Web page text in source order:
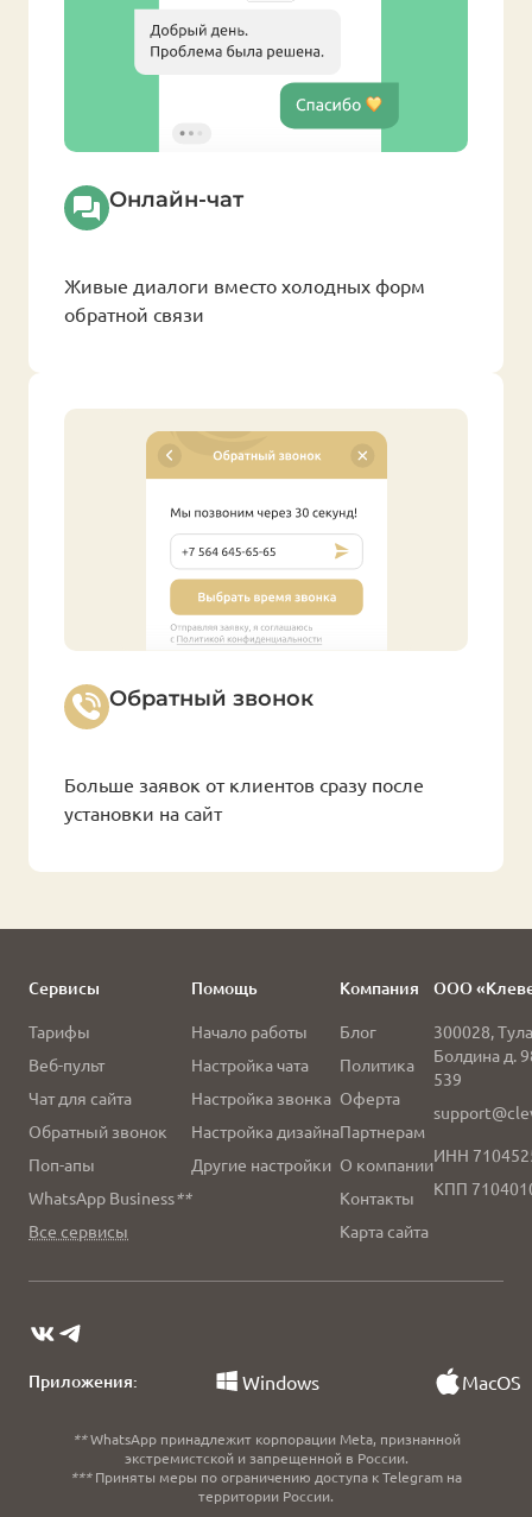
Онлайн-чат
Живые диалоги вместо холодных форм
обратной связи
Обратный звонок
Больше заявок от клиентов сразу после
установки на сайт
Сервисы
Тарифы
Веб-пульт
Чат для сайта
Обратный звонок
Поп-апы
WhatsApp Business**
Все сервисы
Помощь
Начало работы
Настройка чата
Настройка звонка
Настройка дизайна
Другие настройки
Компания
Блог
Политика
Оферта
Партнерам
О компании
Контакты
Карта сайта
ООО
300028 Тула
Болдина д.
539
ИНН
КПП
Приложения: Windows MacOS
**WhatsApp принадлежит корпорации Meta, признанной
экстремистской и запрещенной в России.
***Приняты меры по ограничению доступа к Telegram на
территории России.